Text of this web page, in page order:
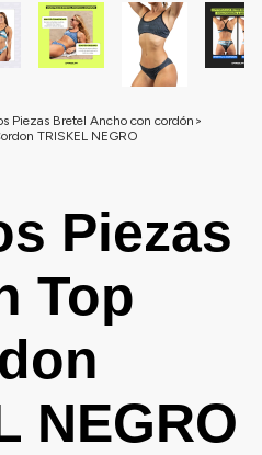
Piezas Bretel Ancho con cordón >
TRISKEL NEGRO
Piezas
Top
NEGRO